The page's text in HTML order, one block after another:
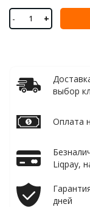
- +
выбор
Оплата
Liqpay,
дней